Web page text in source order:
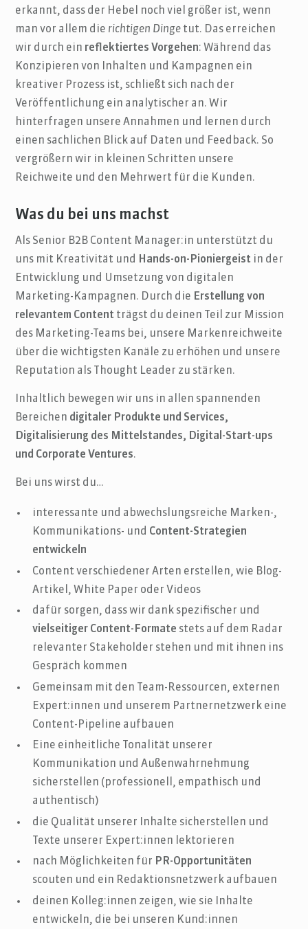
erkannt, dass der Hebel noch viel größer ist, wenn
man vor allem die richtigen Dinge tut. Das erreichen
wir durch ein reflektiertes Vorgehen: Während das
Konzipieren von Inhalten und Kampagnen ein
kreativer Prozess ist, schließt sich nach der
Veröffentlichung ein analytischer an. Wir
hinterfragen unsere Annahmen und lernen durch
einen sachlichen Blick auf Daten und Feedback. So
vergrößern wir in kleinen Schritten unsere
Reichweite und den Mehrwert für die Kunden.
Was du bei uns machst
Als Senior B2B Content Manager:in unterstützt du
uns mit Kreativität und
Hands-on-Pioniergeist in der
Entwicklung und Umsetzung von digitalen
Marketing-Kampagnen. Durch die Erstellung von
relevantem Content trägst du deinen Teil zur Mission
des Marketing-Teams bei, unsere Markenreichweite
über die wichtigsten Kanäle zu erhöhen und unsere
Reputation als Thought Leader zu stärken.
Inhaltlich bewegen wir uns in allen spannenden
Bereichen digitaler Produkte und Services,
Digitalisierung des Mittelstandes, Digital-Start-ups
und Corporate Ventures.
Bei uns wirst du…
interessante und abwechslungsreiche Marken-,
Kommunikations- und Content-Strategien
entwickeln
Content verschiedener Arten erstellen, wie Blog-
Artikel, White Paper oder Videos
dafür sorgen, dass wir dank spezifischer und
vielseitiger Content-Formate stets auf dem Radar
relevanter Stakeholder stehen und mit ihnen ins
Gespräch kommen
Gemeinsam mit den Team-Ressourcen, externen
Expert:innen und unserem Partnernetzwerk eine
Content-Pipeline aufbauen
Eine einheitliche Tonalität unserer
Kommunikation und Außenwahrnehmung
sicherstellen (professionell, empathisch und
authentisch)
die Qualität unserer Inhalte sicherstellen und
Texte unserer Expert:innen lektorieren
nach Möglichkeiten für PR-Opportunitäten
scouten und ein Redaktionsnetzwerk aufbauen
deinen Kolleg:innen zeigen, wie sie Inhalte
entwickeln, die bei unseren Kund:innen